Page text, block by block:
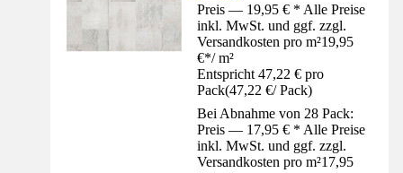
Preis — 19,95 € * Alle Preise
inkl. MwSt. und ggf. zzgl.
Versandkosten pro m²19,95
€*/ m²
Entspricht 47,22 € pro
Pack(47,22 €/ Pack)
Bei Abnahme von 28 Pack:
Preis — 17,95 € * Alle Preise
inkl. MwSt. und ggf. zzgl.
Versandkosten pro m²17,95